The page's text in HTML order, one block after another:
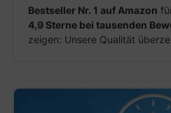
Bestseller Nr. 1 auf Amazon
4,9 Sterne bei tausenden
zeigen: Unsere Qualität